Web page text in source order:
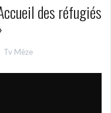
des réfugiés
Tv Mèze